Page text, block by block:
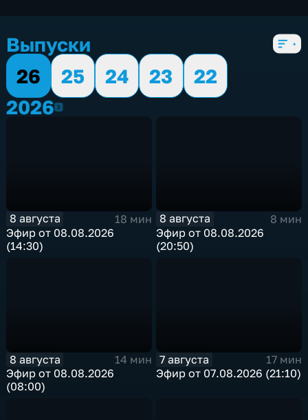
Выпуски
26
25 24 23
22
20262026
8 августа
18 мин
Эфир от 08.08.2026
(14:30)
8 августа
8 мин
Эфир от 08.08.2026
(20:50)
8 августа
14 мин
Эфир от 08.08.2026
(08:00)
7 августа
17 мин
Эфир от 07.08.2026 (21:10)